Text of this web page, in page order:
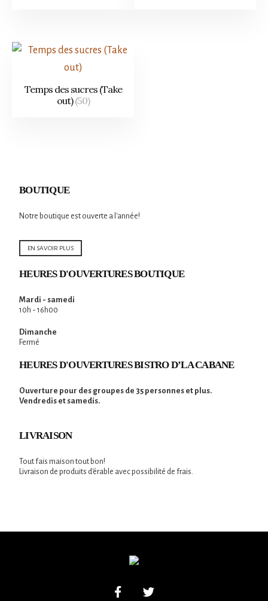
Temps des sucres (Take
out)(50)
BOUTIQUE
Notre boutique est ouverte a l'année!
EN SAVOIR PLUS
HEURES D'OUVERTURES BOUTIQUE
Mardi - samedi
10h - 16h00
Dimanche
Fermé
HEURES D'OUVERTURES BISTRO D’LA CABANE
Ouverture pour des groupes de 35 personnes et plus.
Vendredis et samedis.
LIVRAISON
Tout fais maison tout bon!
Livraison de produits d'érable avec possibilité de frais.